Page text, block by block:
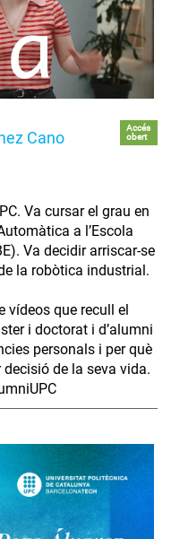
Cano
Accés
obert
Va cursar el grau en
a l’Escola
Va decidir arriscar-se
la robòtica industrial.
vídeos que recull el
i doctorat i d’alumni
personals i per què
de la seva vida.